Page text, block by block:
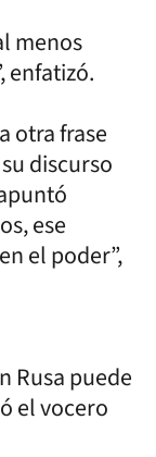
menos
enfatizó.
otra frase
discurso
ese
el poder”,
Rusa puede
el vocero